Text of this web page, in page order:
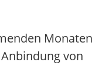
Monaten
von